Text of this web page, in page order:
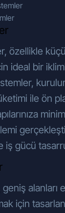
özellikle
ideal bir
ile ön
iş gücü
alanları
için